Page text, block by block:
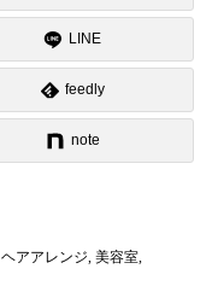
LINE
feedly
note
ヘアアレンジ, 美容室,